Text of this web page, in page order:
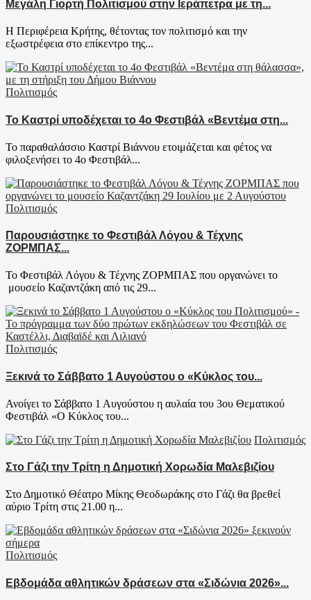
Μεγάλη Γιορτή Πολιτισμού στην Ιεράπετρα με τη...
Η Περιφέρεια Κρήτης, θέτοντας τον πολιτισμό και την
εξωστρέφεια στο επίκεντρο της...
Πολιτισμός
Το Καστρί υποδέχεται το 4ο Φεστιβάλ «Βεντέμα στη...
Το παραθαλάσσιο Καστρί Βιάννου ετοιμάζεται και φέτος να
φιλοξενήσει το 4ο Φεστιβάλ...
Πολιτισμός
Παρουσιάστηκε το Φεστιβάλ Λόγου & Τέχνης
ΖΟΡΜΠΑΣ...
To Φεστιβάλ Λόγου & Τέχνης ΖΟΡΜΠΑΣ που οργανώνει το
μουσείο Καζαντζάκη από τις 29...
Πολιτισμός
Ξεκινά το Σάββατο 1 Αυγούστου ο «Κύκλος του...
Ανοίγει το Σάββατο 1 Αυγούστου η αυλαία του 3ου Θεματικού
Φεστιβάλ «Ο Κύκλος του...
Πολιτισμός
Στο Γάζι την Τρίτη η Δημοτική Χορωδία Μαλεβιζίου
Στο Δημοτικό Θέατρο Μίκης Θεοδωράκης στο Γάζι θα βρεθεί
αύριο Τρίτη στις 21.00 η...
Πολιτισμός
Εβδομάδα αθλητικών δράσεων στα «Σιδώνια 2026»...